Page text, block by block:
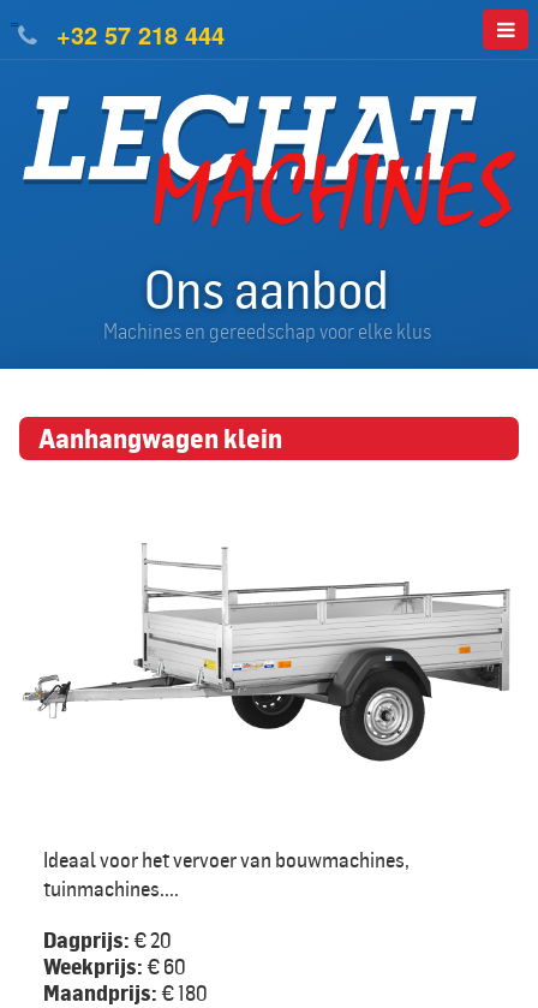
+32 57 218 444
=
Ons aanbod
Machines en gereedschap voor elke klus
Aanhangwagen klein
Ideaal voor het vervoer van bouwmachines,
tuinmachines....
Dagprijs: € 20
Weekprijs: € 60
Maandprijs: € 180